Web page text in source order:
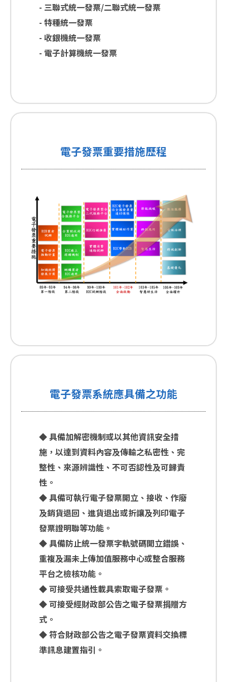
- 三聯式統一發票/二聯式統一發票
- 特種統一發票
- 收銀機統一發票
- 電子計算機統一發票
電子發票重要措施歷程
電子發票系統應具備之功能
◆ 具備加解密機制或以其他資訊安全措
施，以達到資料內容及傳輸之私密性、完
整性、來源辨識性、不可否認性及可歸責
性。
◆ 具備可執行電子發票開立、接收、作廢
及銷貨退回、進貨退出或折讓及列印電子
發票證明聯等功能。
◆ 具備防止統一發票字軌號碼開立錯誤、
重複及漏未上傳加值服務中心或整合服務
平台之檢核功能。
◆ 可接受共通性載具索取電子發票。
◆ 可接受經財政部公告之電子發票捐贈方
式。
◆ 符合財政部公告之電子發票資料交換標
準訊息建置指引。